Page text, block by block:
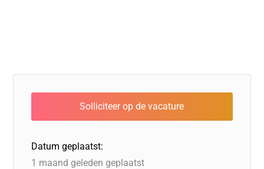
Datum geplaatst:
1 maand geleden geplaatst